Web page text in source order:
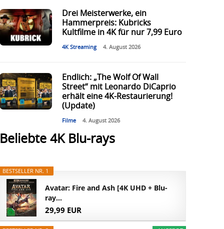
Drei Meisterwerke, ein
Hammerpreis: Kubricks
Kultfilme in 4K für nur 7,99 Euro
4K Streaming 4. August 2026
Endlich: „The Wolf Of Wall
Street“ mit Leonardo DiCaprio
erhält eine 4K-Restaurierung!
(Update)
Filme 4. August 2026
Beliebte 4K Blu-rays
BESTSELLER NR. 1
Avatar: Fire and Ash [4K UHD + Blu-
ray...
29,99 EUR